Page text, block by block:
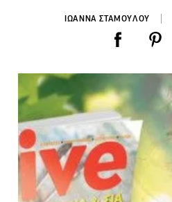
ΙΩΑΝΝΑ ΣΤΑΜΟΥΛΟΥ